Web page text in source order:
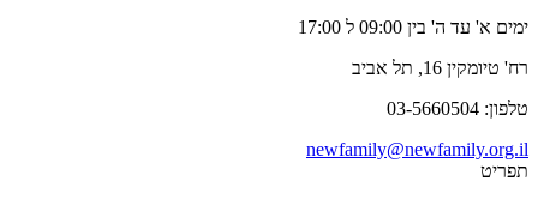
ימים א' עד ה' בין 09:00 ל 17:00
רח' טיומקין 16, תל אביב
טלפון: 03-5660504
newfamily@newfamily.org.il
תפריט